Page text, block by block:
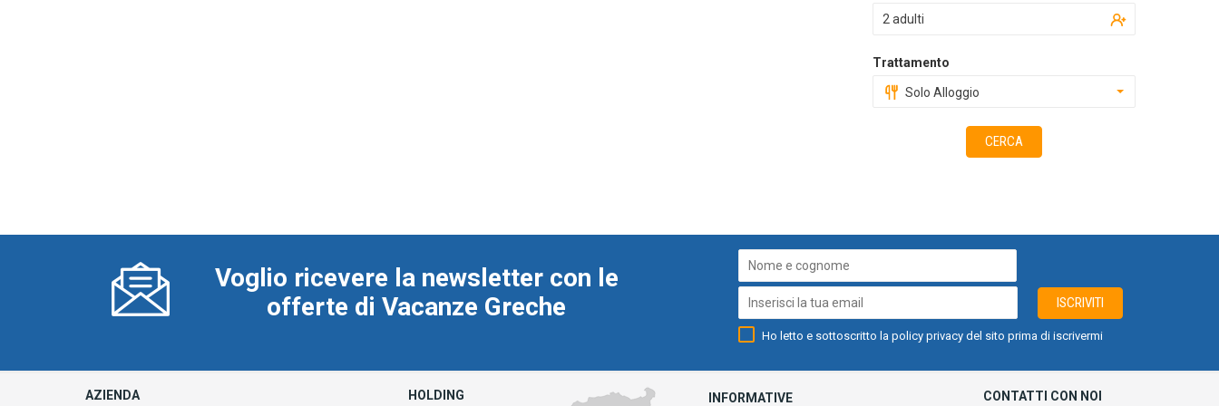
2 adulti
Trattamento
Solo Alloggio
CERCA
ISCRIVITI
Ho letto e sottoscritto la policy privacy del sito prima di iscrivermi
Voglio ricevere la newsletter con le
offerte di Vacanze Greche
AZIENDA HOLDING CONTATTI CON NOI
INFORMATIVE